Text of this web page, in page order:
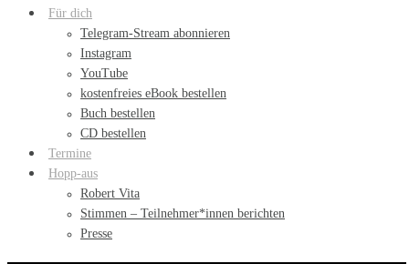
Für dich
Telegram-Stream abonnieren
Instagram
YouTube
kostenfreies eBook bestellen
Buch bestellen
CD bestellen
Termine
Hopp-aus
Robert Vita
Stimmen – Teilnehmer*innen berichten
Presse